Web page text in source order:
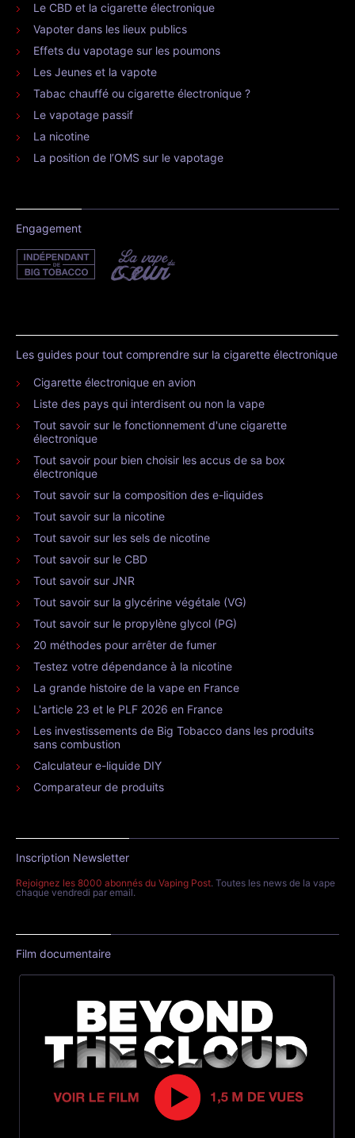
Le CBD et la cigarette électronique
Vapoter dans les lieux publics
Effets du vapotage sur les poumons
Les Jeunes et la vapote
Tabac chauffé ou cigarette électronique ?
Le vapotage passif
La nicotine
La position de l’OMS sur le vapotage
Engagement
Les guides pour tout comprendre sur la cigarette électronique
Cigarette électronique en avion
Liste des pays qui interdisent ou non la vape
Tout savoir sur le fonctionnement d'une cigarette
électronique
Tout savoir pour bien choisir les accus de sa box
électronique
Tout savoir sur la composition des e-liquides
Tout savoir sur la nicotine
Tout savoir sur les sels de nicotine
Tout savoir sur le CBD
Tout savoir sur JNR
Tout savoir sur la glycérine végétale (VG)
Tout savoir sur le propylène glycol (PG)
20 méthodes pour arrêter de fumer
Testez votre dépendance à la nicotine
La grande histoire de la vape en France
L'article 23 et le PLF 2026 en France
Les investissements de Big Tobacco dans les produits
sans combustion
Calculateur e-liquide DIY
Comparateur de produits
Inscription Newsletter
Rejoignez les 8000 abonnés du Vaping Post. Toutes les news de la vape
chaque vendredi par email.
Film documentaire